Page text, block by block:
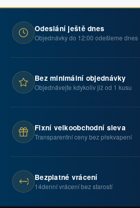
Odeslání ještě dnes
Objednávky do 12:00 odešleme dnes
Bez minimální objednávky
Objednávejte kdykoliv již od 1 kusu
Fixní velkoobchodní sleva
Transparentní ceny bez překvapení
Bezplatné vrácení
14denní vrácení bez starostí